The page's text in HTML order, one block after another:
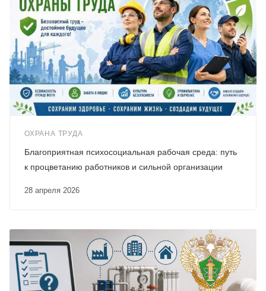
ОХРАНА ТРУДА
28 апреля 2026
Благоприятная психосоциальная рабочая среда: путь
к процветанию работников и сильной организации